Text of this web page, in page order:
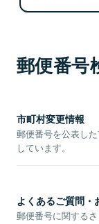
郵便番号
市町村変更情報
郵便番号を公表し
しています。
よくあるご質問・
郵便番号に関する